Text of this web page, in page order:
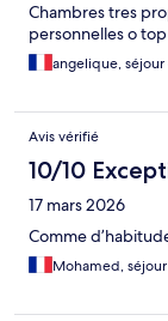
Chambres tres
personnelles o top
angelique, séjour
Avis vérifié
10/10
17 mars 2026
Comme
Mohamed,